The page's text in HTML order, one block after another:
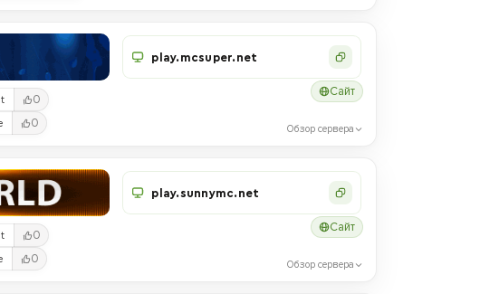
0
0
play.mcsuper.net
Сайт
Обзор сервера
0
0
play.sunnymc.net
Сайт
Обзор сервера